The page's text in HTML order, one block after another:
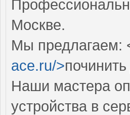
Москве.
Мы предлагаем:
ace.ru/>
Наши мастера
устройства в